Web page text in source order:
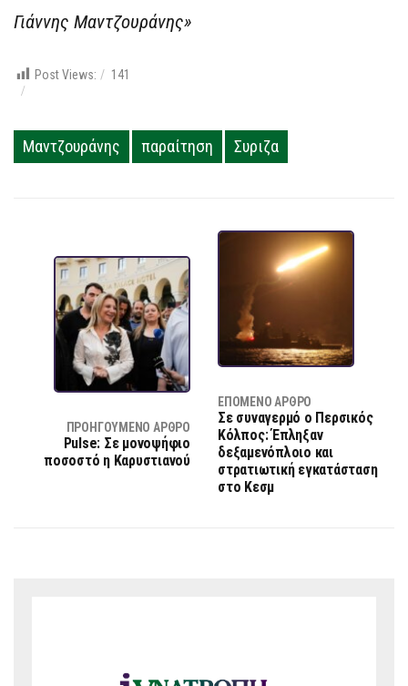
Γιάννης Μαντζουράνης»
Post Views: 141
Μαντζουράνης παραίτηση Συριζα
ΠΡΟΗΓΟΎΜΕΝΟ ΆΡΘΡΟ
Pulse: Σε μονοψήφιο
ποσοστό η Καρυστιανού
ΕΠΌΜΕΝΟ ΆΡΘΡΟ
Σε συναγερμό ο Περσικός
Κόλπος: Έπληξαν
δεξαμενόπλοιο και
στρατιωτική εγκατάσταση
στο Κεσμ